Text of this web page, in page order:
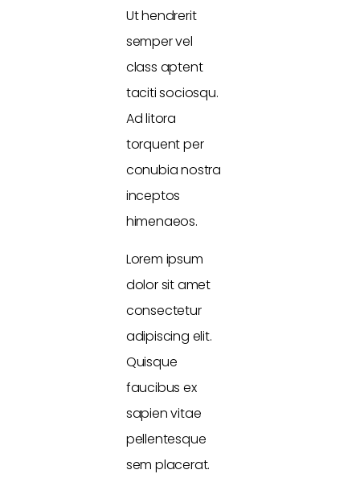
Ut hendrerit
semper vel
class aptent
taciti sociosqu.
Ad litora
torquent per
conubia nostra
inceptos
himenaeos.
Lorem ipsum
dolor sit amet
consectetur
adipiscing elit.
Quisque
faucibus ex
sapien vitae
pellentesque
sem placerat.